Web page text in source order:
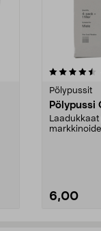
Pölypussit
Pölypussi
6,00